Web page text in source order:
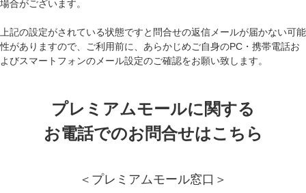
場合がございます。
上記の設定がされている状態ですと問合せの返信メールが届かない可能
性がありますので、ご利用前に、あらかじめご自身のPC・携帯電話お
よびスマートフォンのメール設定のご確認をお願い致します。
プレミアムモールに関する
お電話でのお問合せはこちら
＜プレミアムモール窓口＞